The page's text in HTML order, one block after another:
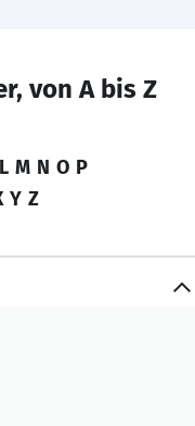
von A bis Z
L M N O P
Y Z